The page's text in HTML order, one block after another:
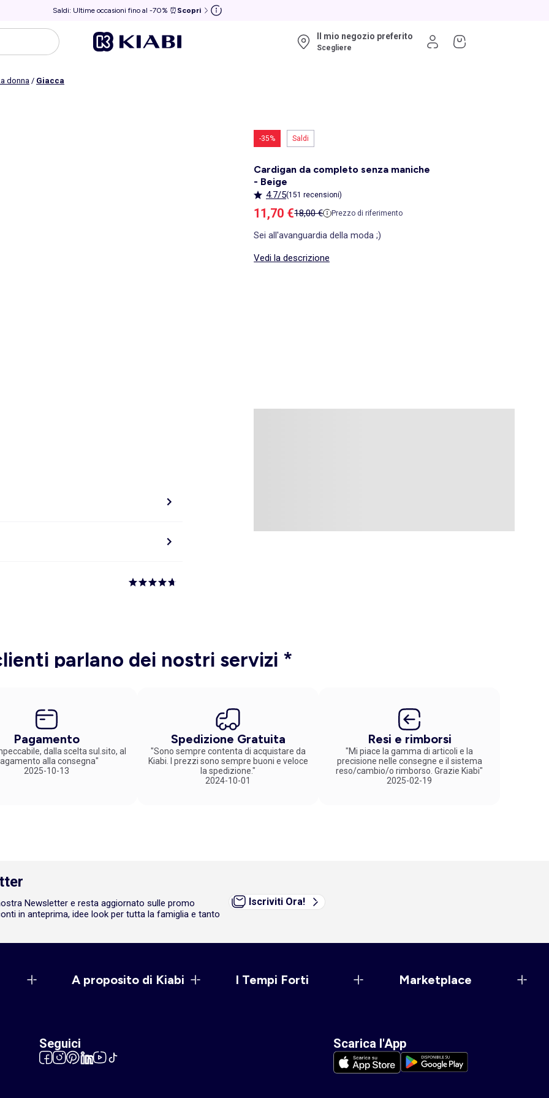
Saldi: Ultime occasioni fino al -70% ⏰ Scopri
Il mio negozio preferito
Scegliere
donna/ Giacca
-35% Saldi
Cardigan da completo senza maniche
- Beige
4.7/5(151 recensioni)
Prezzo di vendita
11,70 €Prezzo di riferimento
18,00 € Prezzo di riferimento
Sei all'avanguardia della moda ;)
Vedi la descrizione
parlano dei nostri servizi *
Pagamento
dalla scelta sul.sito, al
alla consegna"
2025-10-13
Spedizione Gratuita
"Sono sempre contenta di acquistare da
Kiabi. I prezzi sono sempre buoni e veloce
la spedizione."
2024-10-01
Resi e rimborsi
"Mi piace la gamma di articoli e la
precisione nelle consegne e il sistema
reso/cambio/o rimborso. Grazie Kiabi"
2025-02-19
Newsletter e resta aggiornato sulle promo
in anteprima, idee look per tutta la famiglia e tanto
Iscriviti Ora!
A proposito di Kiabi I Tempi Forti Marketplace
Seguici Scarica l'App